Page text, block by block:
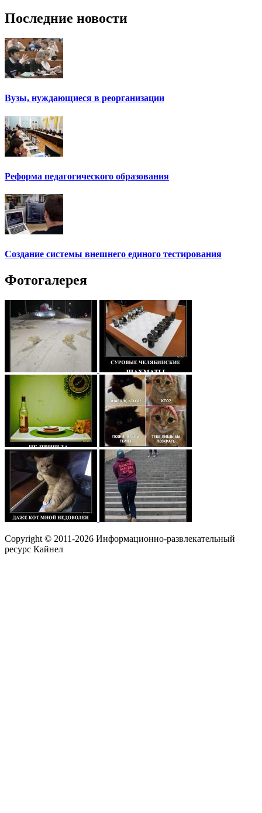
Последние новости
Вузы, нуждающиеся в реорганизации
Реформа педагогического образования
Создание системы внешнего единого тестирования
Фотогалерея
Copyright © 2011-2026 Информационно-развлекательный
ресурс Кайнел